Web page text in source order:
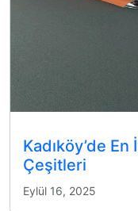
Kadıköy’de
Çeşitleri
Eylül 16, 2025